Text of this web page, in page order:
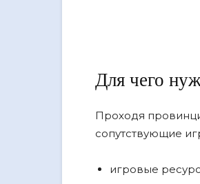
Для чего
Проходя
сопутствующие
игровые